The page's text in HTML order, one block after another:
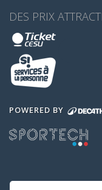
DES PRIX
POWERED BY